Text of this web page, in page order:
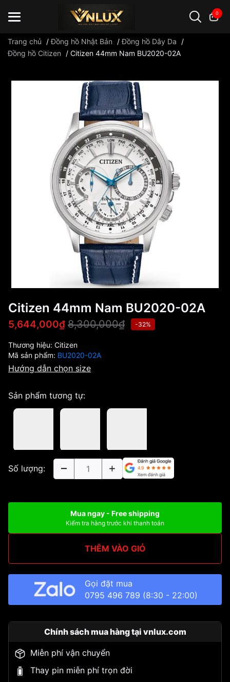
0
Trang chủ /Đồng hồ Nhật Bản /Đồng hồ Dây Da
/
Đồng hồ Citizen
/ Citizen 44mm Nam BU2020-02A
Citizen 44mm Nam BU2020-02A
5,644,000₫ 8,300,000₫ -32%
Thương hiệu: Citizen
Mã sản phẩm: BU2020-02A
Hướng dẫn chọn size
Sản phẩm tương tự:
Số lượng:
Mua ngay - Free shipping
Kiểm tra hàng trước khi thanh toán
THÊM VÀO GIỎ
Gọi đặt mua
0795 496 789 (8:30 - 22:00)
Chính sách mua hàng tại vnlux.com
Miễn phí vận chuyển
Thay pin miễn phí trọn đời